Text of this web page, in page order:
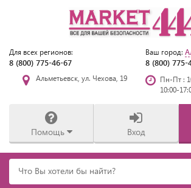
Для всех регионов:
8 (800) 775-46-67
Ваш город:
8 (800) 775-
Альметьевск, ул. Чехова, 19
Пн-Пт :
10:00-
Помощь Вход